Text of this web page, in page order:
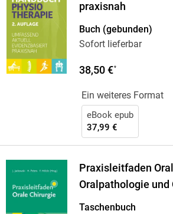
praxisnah
Buch (gebunden)
Sofort lieferbar
38,50 €*
Ein weiteres Format
eBook epub
37,99 €
Praxisleitfaden
Oralpathologie und
Taschenbuch